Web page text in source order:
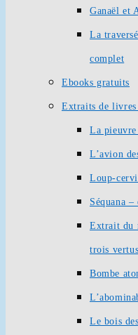
Ganaël et
La
complet
Ebooks gratuits
Extraits de livres
La
L’avion
Loup-
Séquana
Extrait du
trois vertus
Bombe
Le bois